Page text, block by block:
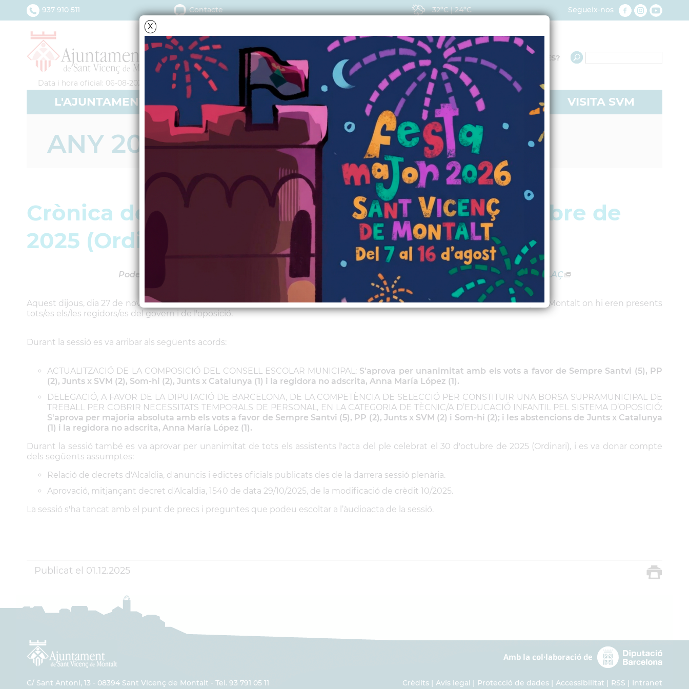
X
Data i hora oficial: 06-08-2026 19:43:25
L'AJUNTAMENT SERVEIS ACTUALITAT VIURE A SVM VISITA SVM
QUÈ NECESSITES?
937 910 511 Contacte 32ºC|24ºC Segueix-nos
ANY 2025
Crònica del Ple Municipal del dia 27 de novembre de
2025 (Ordinari)
Podeu consultar l'acta de la sessió en format PDF així com també l'àudioacta del ple en aquest ENLLAÇ
Aquest dijous, dia 27 de novembre, s'ha celebrat una nova sessió ordinària del Ple Municipal de l'Ajuntament de Sant Vicenç de Montalt on hi eren presents
tots/es els/les regidors/es del govern i de l'oposició.
Durant la sessió es va arribar als següents acords:
ACTUALITZACIÓ DE LA COMPOSICIÓ DEL CONSELL ESCOLAR MUNICIPAL: S'aprova per unanimitat amb els vots a favor de Sempre Santvi (5), PP
(2), Junts x SVM (2), Som-hi (2), Junts x Catalunya (1) i la regidora no adscrita, Anna María López (1).
DELEGACIÓ, A FAVOR DE LA DIPUTACIÓ DE BARCELONA, DE LA COMPETÈNCIA DE SELECCIÓ PER CONSTITUIR UNA BORSA SUPRAMUNICIPAL DE
TREBALL PER COBRIR NECESSITATS TEMPORALS DE PERSONAL, EN LA CATEGORIA DE TÈCNIC/A D’EDUCACIÓ INFANTIL PEL SISTEMA D’OPOSICIÓ:
S'aprova per majoria absoluta amb els vots a favor de Sempre Santvi (5), PP (2), Junts x SVM (2) i Som-hi (2); i les abstencions de Junts x Catalunya
(1) i la regidora no adscrita, Anna María López (1).
Durant la sessió també es va aprovar per unanimitat de tots els assistents l'acta del ple celebrat el 30 d'octubre de 2025 (Ordinari), i es va donar compte
dels següents assumptes:
Relació de decrets d'Alcaldia, d'anuncis i edictes oficials publicats des de la darrera sessió plenària.
Aprovació, mitjançant decret d'Alcaldia, 1540 de data 29/10/2025, de la modificació de crèdit 10/2025.
La sessió s'ha tancat amb el punt de precs i preguntes que podeu escoltar a l’àudioacta de la sessió.
Publicat el 01.12.2025
C/ Sant Antoni, 13 - 08394 Sant Vicenç de Montalt - Tel. 93 791 05 11 Crèdits Avís legal Protecció de dades Accessibilitat RSS Intranet